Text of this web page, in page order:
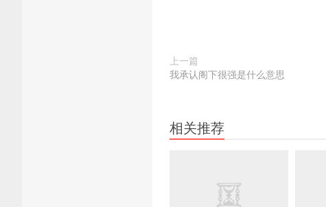
上一篇
我承认阁下很强是什么意思
相关推荐